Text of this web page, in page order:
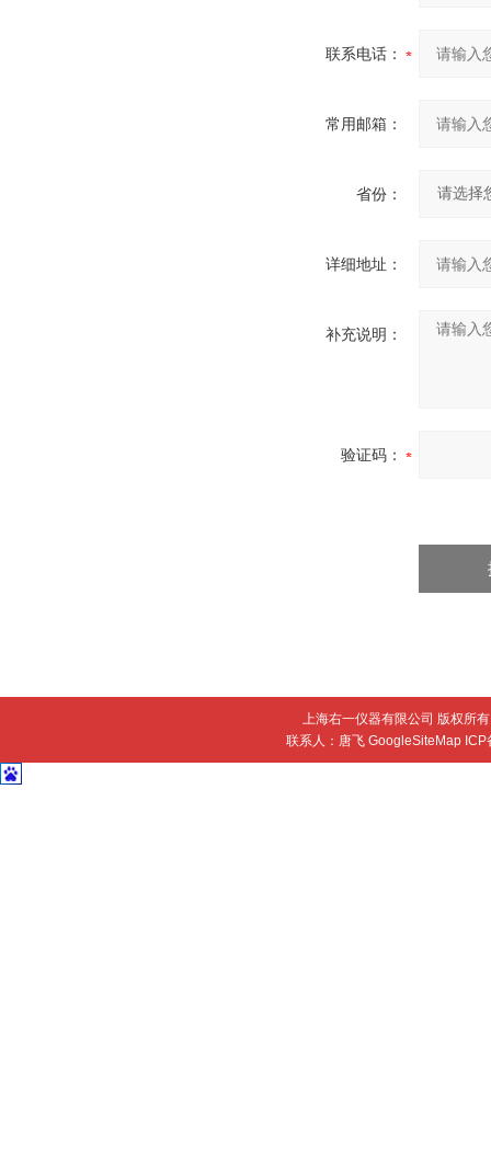
联系电话：
常用邮箱：
省份：
详细地址：
补充说明：
验证码：
上海右一仪器有限公司 版权所
联系人：唐飞GoogleSiteMap